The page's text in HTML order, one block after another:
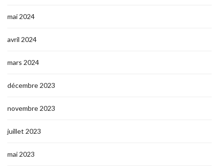
mai 2024
avril 2024
mars 2024
décembre 2023
novembre 2023
juillet 2023
mai 2023